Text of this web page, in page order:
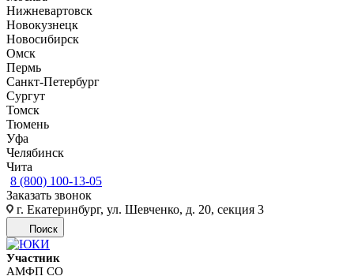
Нижневартовск
Новокузнецк
Новосибирск
Омск
Пермь
Санкт-Петербург
Сургут
Томск
Тюмень
Уфа
Челябинск
Чита
8 (800) 100-13-05
Заказать звонок
г. Екатеринбург, ул. Шевченко, д. 20, секция 3
Поиск
Участник
АМФП СО